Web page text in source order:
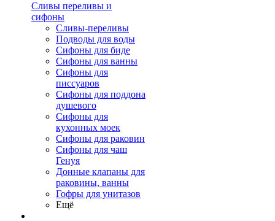
Сливы переливы и
сифоны
Сливы-переливы
Подводы для воды
Сифоны для биде
Сифоны для ванны
Сифоны для
писсуаров
Сифоны для поддона
душевого
Сифоны для
кухонных моек
Сифоны для раковин
Сифоны для чаш
Генуя
Донные клапаны для
раковины, ванны
Гофры для унитазов
Ещё